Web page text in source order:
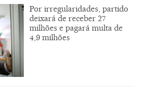
Por irregularidades, partido
deixará de receber 27
milhões e pagará multa de
4,9 milhões